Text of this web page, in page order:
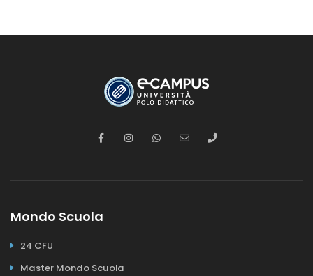
Mondo Scuola
24 CFU
Master Mondo Scuola